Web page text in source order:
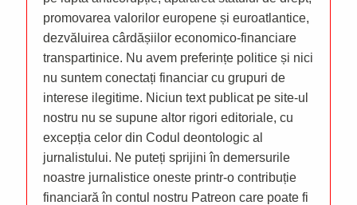
promovarea valorilor europene și euroatlantice,
dezvăluirea cârdășiilor economico-financiare
transpartinice. Nu avem preferințe politice și nici
nu suntem conectați financiar cu grupuri de
interese ilegitime. Niciun text publicat pe site-ul
nostru nu se supune altor rigori editoriale, cu
excepția celor din Codul deontologic al
jurnalistului. Ne puteți sprijini în demersurile
noastre jurnalistice oneste printr-o contribuție
financiară în contul nostru Patreon care poate fi